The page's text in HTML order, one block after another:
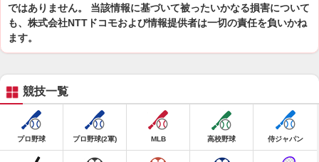
ではありません。 当該情報に基づいて被ったいかなる損害について
も、株式会社NTTドコモおよび情報提供者は一切の責任を負いかね
ます。
競技一覧
プロ野球 プロ野球(2軍) MLB 高校野球 侍ジャパン